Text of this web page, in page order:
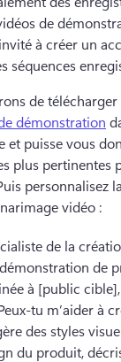
de
à créer un
séquences
de
démonstration
et puisse vous
plus pertinentes
personnalisez
vidéo :
de la
de
à [public
tu m’aider à
des styles
du produit,